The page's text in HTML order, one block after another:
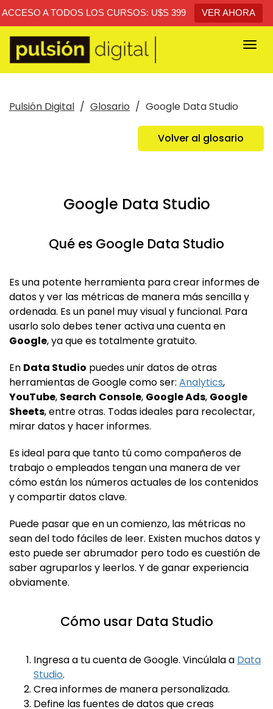
ACCESO A TODOS LOS CURSOS: U$S 399 VER AHORA
Pulsión Digital Glosario Google Data Studio
Volver al glosario
Google Data Studio
Qué es Google Data Studio
Es una potente herramienta para crear informes de
datos y ver las métricas de manera más sencilla y
ordenada. Es un panel muy visual y funcional. Para
usarlo solo debes tener activa una cuenta en
Google, ya que es totalmente gratuito.
En Data Studio puedes unir datos de otras
herramientas de Google como ser: Analytics,
YouTube, Search Console, Google Ads, Google
Sheets, entre otras. Todas ideales para recolectar,
mirar datos y hacer informes.
Es ideal para que tanto tú como compañeros de
trabajo o empleados tengan una manera de ver
cómo están los números actuales de los contenidos
y compartir datos clave.
Puede pasar que en un comienzo, las métricas no
sean del todo fáciles de leer. Existen muchos datos y
esto puede ser abrumador pero todo es cuestión de
saber agruparlos y leerlos. Y de ganar experiencia
obviamente.
Cómo usar Data Studio
Ingresa a tu cuenta de Google. Vincúlala a Data
Studio.
Crea informes de manera personalizada.
Define las fuentes de datos que creas